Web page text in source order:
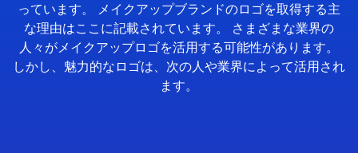
っています。 メイクアップブランドのロゴを取得する主
な理由はここに記載されています。 さまざまな業界の
人々がメイクアップロゴを活用する可能性があります。
しかし、魅力的なロゴは、次の人や業界によって活用され
ます。